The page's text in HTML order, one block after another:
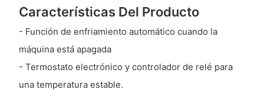
Características Del Producto
- Función de enfriamiento automático cuando la
máquina está apagada
- Termostato electrónico y controlador de relé para
una temperatura estable.